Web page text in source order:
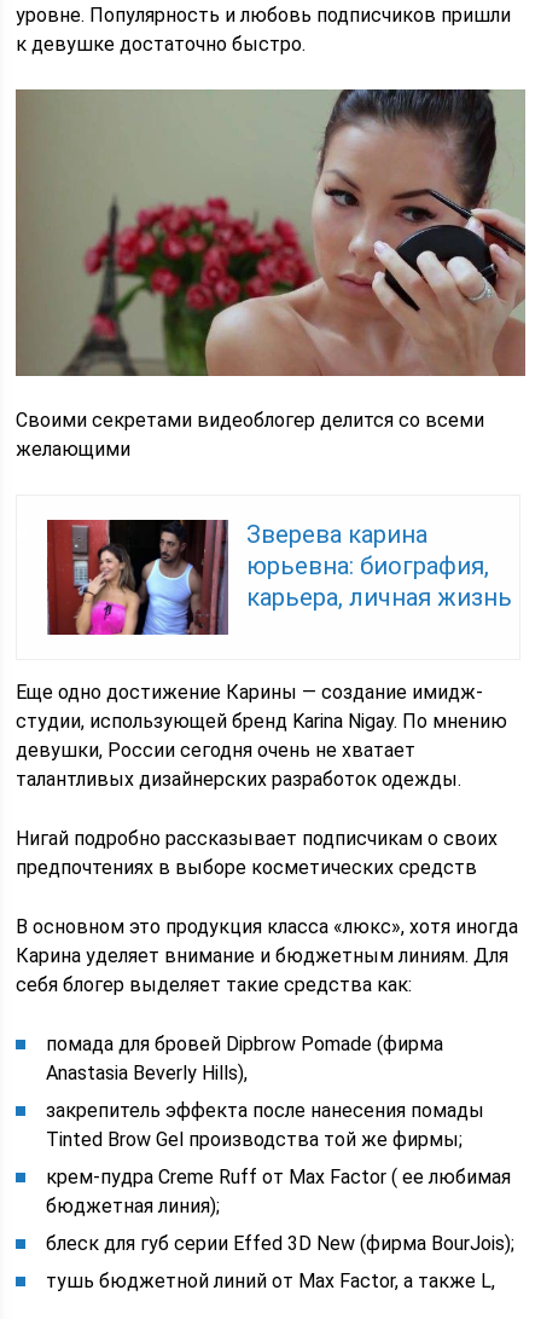
уровне. Популярность и любовь подписчиков пришли
к девушке достаточно быстро.
Своими секретами видеоблогер делится со всеми
желающими
Зверева карина
юрьевна: биография,
карьера, личная жизнь
Еще одно достижение Карины — создание имидж-
студии, использующей бренд Karina Nigay. По мнению
девушки, России сегодня очень не хватает
талантливых дизайнерских разработок одежды.
Нигай подробно рассказывает подписчикам о своих
предпочтениях в выборе косметических средств
В основном это продукция класса «люкс», хотя иногда
Карина уделяет внимание и бюджетным линиям. Для
себя блогер выделяет такие средства как:
помада для бровей Dipbrow Pomade (фирма
Anastasia Beverly Hills),
закрепитель эффекта после нанесения помады
Tinted Brow Gel производства той же фирмы;
крем-пудра Creme Ruff от Max Factor ( ее любимая
бюджетная линия);
блеск для губ серии Effed 3D New (фирма BourJois);
тушь бюджетной линий от Max Factor, а также L,